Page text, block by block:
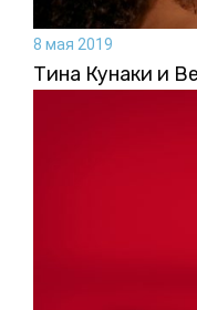
8 мая 2019
Тина Кунаки и